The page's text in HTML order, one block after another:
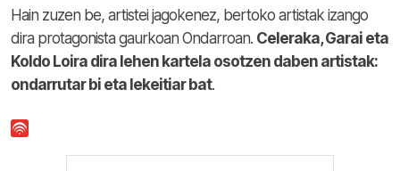
Hain zuzen be, artistei jagokenez, bertoko artistak izango
dira protagonista gaurkoan Ondarroan. Celeraka, Garai eta
Koldo Loira dira lehen kartela osotzen daben artistak:
ondarrutar bi eta lekeitiar bat.